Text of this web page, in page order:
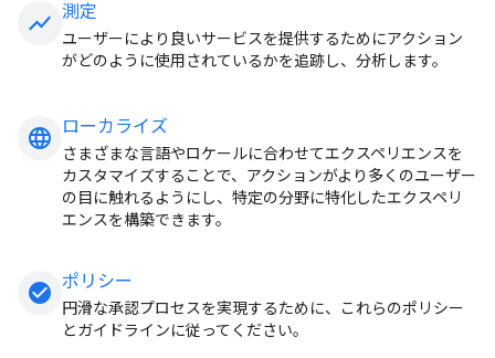
show_chart 測定
ユーザーにより良いサービスを提供するためにアクション
がどのように使用されているかを追跡し、分析します。
language ローカライズ
さまざまな言語やロケールに合わせてエクスペリエンスを
カスタマイズすることで、アクションがより多くのユーザー
の目に触れるようにし、特定の分野に特化したエクスペリ
エンスを構築できます。
check_circle ポリシー
円滑な承認プロセスを実現するために、これらのポリシー
とガイドラインに従ってください。